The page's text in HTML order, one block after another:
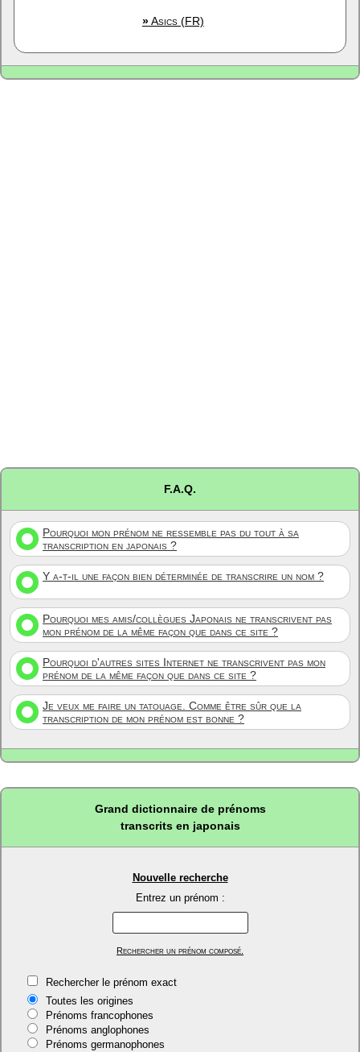
»Asics (FR)
F.A.Q.
Pourquoi mon prénom ne ressemble pas du tout à sa
transcription en japonais ?
Y a-t-il une façon bien déterminée de transcrire un nom ?
Pourquoi mes amis/collègues Japonais ne transcrivent pas
mon prénom de la même façon que dans ce site ?
Pourquoi d'autres sites Internet ne transcrivent pas mon
prénom de la même façon que dans ce site ?
Je veux me faire un tatouage. Comme être sûr que la
transcription de mon prénom est bonne ?
Grand dictionnaire de prénoms
transcrits en japonais
Nouvelle recherche
Entrez un prénom :
Rechercher un prénom composé.
Rechercher le prénom exact
Toutes les origines
Prénoms francophones
Prénoms anglophones
Prénoms germanophones